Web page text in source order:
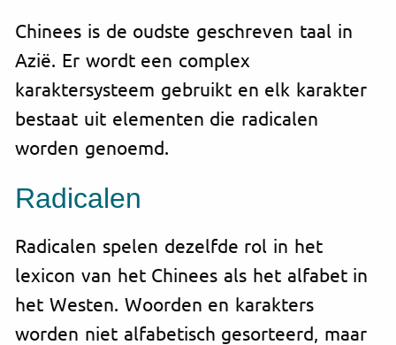
Chinees is de oudste geschreven taal in
Azië. Er wordt een complex
karaktersysteem gebruikt en elk karakter
bestaat uit elementen die radicalen
worden genoemd.
Radicalen
Radicalen spelen dezelfde rol in het
lexicon van het Chinees als het alfabet in
het Westen. Woorden en karakters
worden niet alfabetisch gesorteerd, maar